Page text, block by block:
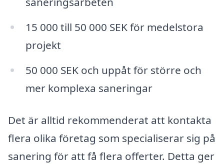
15 000 till 50 000 SEK för medelstora
projekt
50 000 SEK och uppåt för större och
mer komplexa saneringar
Det är alltid rekommenderat att kontakta
flera olika företag som specialiserar sig på
sanering för att få flera offerter. Detta ger